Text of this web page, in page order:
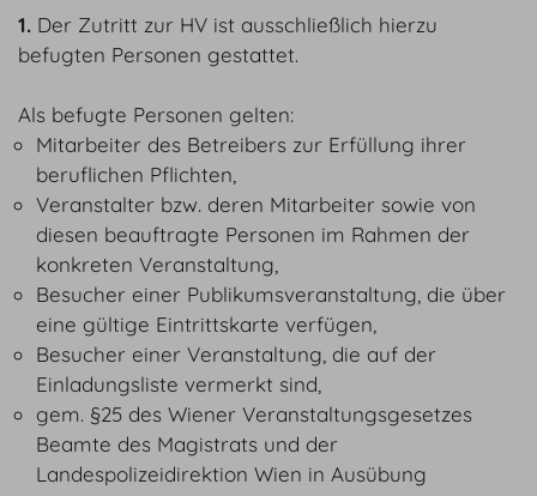
1. Der Zutritt zur HV ist ausschließlich hierzu
befugten Personen gestattet.
Als befugte Personen gelten:
Mitarbeiter des Betreibers zur Erfüllung ihrer
beruflichen Pflichten,
Veranstalter bzw. deren Mitarbeiter sowie von
diesen beauftragte Personen im Rahmen der
konkreten Veranstaltung,
Besucher einer Publikumsveranstaltung, die über
eine gültige Eintrittskarte verfügen,
Besucher einer Veranstaltung, die auf der
Einladungsliste vermerkt sind,
gem. §25 des Wiener Veranstaltungsgesetzes
Beamte des Magistrats und der
Landespolizeidirektion Wien in Ausübung